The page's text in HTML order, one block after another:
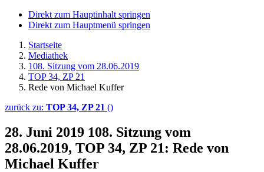
Direkt zum Hauptinhalt springen
Direkt zum Hauptmenü springen
Startseite
Mediathek
108. Sitzung vom 28.06.2019
TOP 34, ZP 21
Rede von Michael Kuffer
zurück zu: TOP 34, ZP 21 ()
28. Juni 2019 108. Sitzung vom
28.06.2019, TOP 34, ZP 21: Rede von
Michael Kuffer